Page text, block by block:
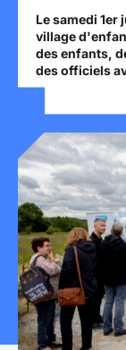
Le samedi
village
des enfants,
des officiels